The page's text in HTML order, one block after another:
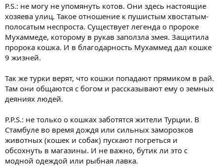
P.S.: не могу не упомянуть котов. Они здесь настоящие
хозяева улиц. Такое отношение к пушистым хвостатым-
полосатым неспроста. Существует легенда о пророке
Мухаммеде, которому в рукав заползла змея. Защитила
пророка кошка. И в благодарность Мухаммед дал кошке
9 жизней.
Так же турки верят, что кошки попадают прямиком в рай.
Там они общаются с богом и рассказывают ему о земных
деяниях людей.
P.P.S.: не только о кошках заботятся жители Турции. В
Стамбуле во время дождя или сильных заморозков
животных (кошек и собак) пускают погреться и
обсохнуть в магазины. И не важно, бутик ли это с
модной одеждой или рыбная лавка.